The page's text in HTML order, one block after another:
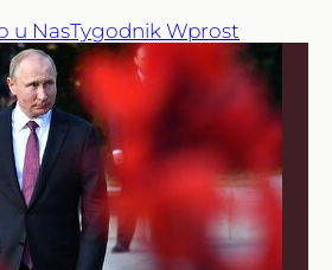
u NasTygodnik Wprost